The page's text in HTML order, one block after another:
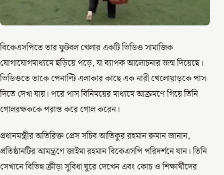
বিকেএসপিতে তার ফুটবল খেলার একটি ভিডিও সামাজিক
যোগাযোগমাধ্যমে ছড়িয়ে পড়ে, যা ব্যাপক আলোচনার জন্ম দিয়েছে।
ভিডিওতে তাকে পেনাল্টি এলাকার কাছে এক নারী খেলোয়াড়কে পাস
দিতে দেখা যায়। পরে পাস বিনিময়ের মাধ্যমে আক্রমণে গিয়ে তিনি
গোলরক্ষককে পরাস্ত করে গোল করেন।
প্রধানমন্ত্রীর অতিরিক্ত প্রেস সচিব আতিকুর রহমান রুমান জানান,
প্রতিষ্ঠানটির আমন্ত্রণে জাইমা রহমান বিকেএসপি পরিদর্শনে যান। তিনি
সেখানে বিভিন্ন ক্রীড়া সুবিধা ঘুরে দেখেন এবং কোচ ও শিক্ষার্থীদের